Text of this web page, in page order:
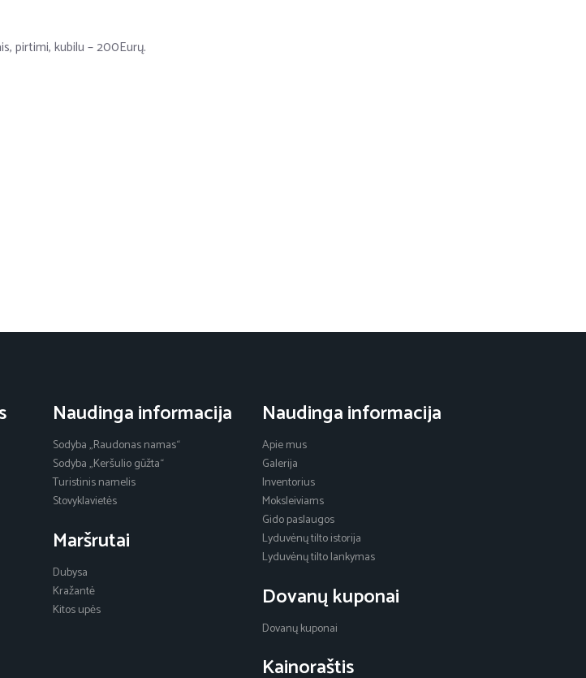
pirtimi, kubilu – 200Eurų.
Naudinga informacija
Sodyba „Raudonas namas“
Sodyba „Keršulio gūžta“
Turistinis namelis
Stovyklavietės
Maršrutai
Dubysa
Kražantė
Kitos upės
Naudinga informacija
Apie mus
Galerija
Inventorius
Moksleiviams
Gido paslaugos
Lyduvėnų tilto istorija
Lyduvėnų tilto lankymas
Dovanų kuponai
Dovanų kuponai
Kainoraštis